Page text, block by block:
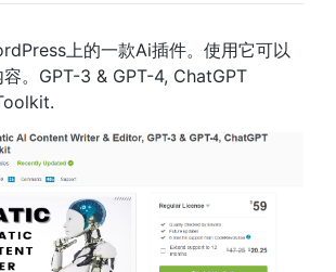
上的一款Ai插件。使用它可以
容。GPT-3 & GPT-4, ChatGPT